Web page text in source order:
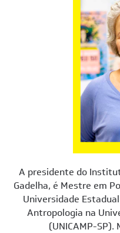
A presidente do
Gadelha, é Mestre em
Universidade
Antropologia na
(UNICAMP-